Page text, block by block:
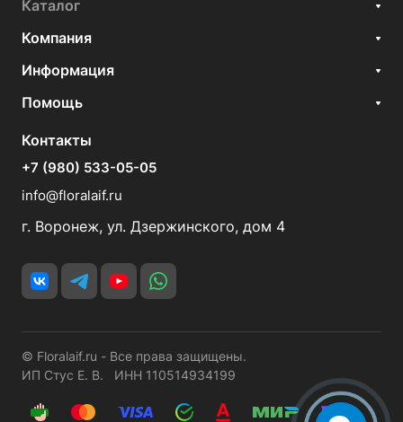
Каталог
Компания
Информация
Помощь
Контакты
+7 (980) 533-05-05
info@floralaif.ru
г. Воронеж, ул. Дзержинского, дом 4
© Floralaif.ru - Все права защищены.
ИП Стус Е. В. ИНН 110514934199